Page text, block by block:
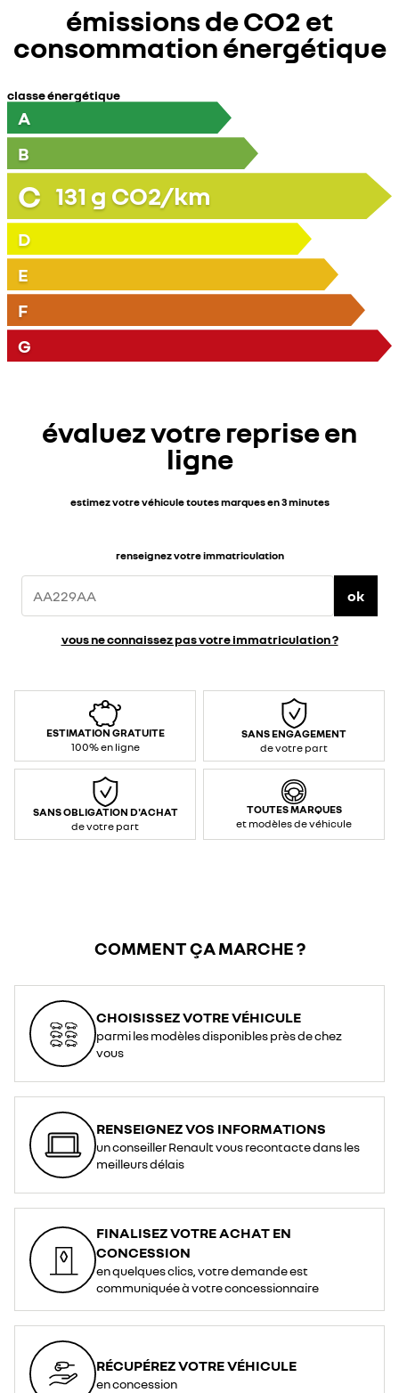
émissions de CO2 et
consommation énergétique
classe énergétique
A
B
C 131 g CO2/km
D
E
F
G
évaluez votre reprise en
ligne
estimez votre véhicule toutes marques en 3 minutes
renseignez votre immatriculation
ok
vous ne connaissez pas votre immatriculation ?
ESTIMATION GRATUITE
100% en ligne
SANS ENGAGEMENT
de votre part
SANS OBLIGATION D'ACHAT
de votre part
TOUTES MARQUES
et modèles de véhicule
COMMENT ÇA MARCHE ?
CHOISISSEZ VOTRE VÉHICULE
parmi les modèles disponibles près de chez
vous
RENSEIGNEZ VOS INFORMATIONS
un conseiller Renault vous recontacte dans les
meilleurs délais
FINALISEZ VOTRE ACHAT EN
CONCESSION
en quelques clics, votre demande est
communiquée à votre concessionnaire
RÉCUPÉREZ VOTRE VÉHICULE
en concession